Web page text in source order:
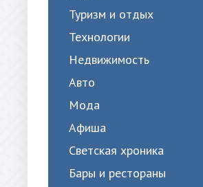
Туризм и отдых
Технологии
Недвижимость
Авто
Мода
Афиша
Светская хроника
Бары и рестораны